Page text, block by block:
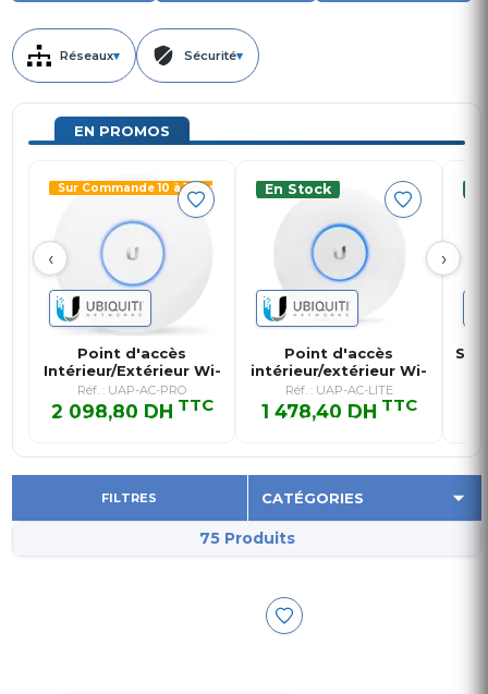
Réseaux▾ Sécurité▾
EN PROMOS
‹ ›
Sur Commande 10 à 15 jours
Point d'accès
Intérieur/Extérieur Wi-
Fi AC M…
Réf. : UAP-AC-PRO
2 098,80 DH TTC
2 098,80 DH TTC
En Stock
Point d'accès
intérieur/extérieur Wi-
Fi MIMO…
Réf. : UAP-AC-LITE
1 478,40 DH TTC
1 478,40 DH TTC
FILTRES
75 Produits